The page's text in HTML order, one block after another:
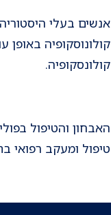
אנשים בעלי
קולונסקופיה.
האבחון והטיפול
טיפול ומעקב רפואי